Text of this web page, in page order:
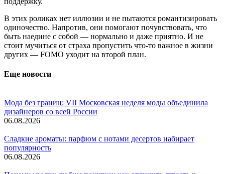
В этих роликах нет иллюзии и не пытаются романтизировать
одиночество. Напротив, они помогают почувствовать, что
быть наедине с собой — нормально и даже приятно. И не
стоит мучиться от страха пропустить что-то важное в жизни
других — FOMO уходит на второй план.
Еще новости
Мода без границ: VII Московская неделя моды объединила
дизайнеров со всей России
06.08.2026
Сладкие ароматы: парфюм с нотами десертов набирает
популярность
06.08.2026